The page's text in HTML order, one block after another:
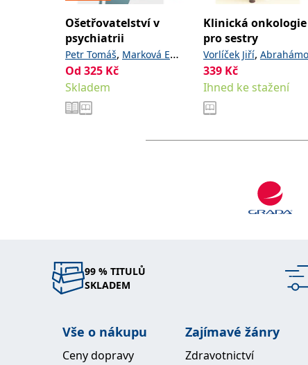
Ošetřovatelství v
psychiatrii
Petr Tomáš, Marková Eva
a kolektiv
Od 325 Kč
Skladem
Klinická onkologie
pro sestry
Vorlíček Jiří,
Jitka ,Vorlíčková Hilda
kolektiv
339 Kč
Ihned ke stažení
99 % TITULŮ
SKLADEM
Vše o nákupu
Ceny dopravy
Zajímavé žánry
Zdravotnictví